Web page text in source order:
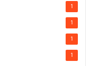
1
1
1
1